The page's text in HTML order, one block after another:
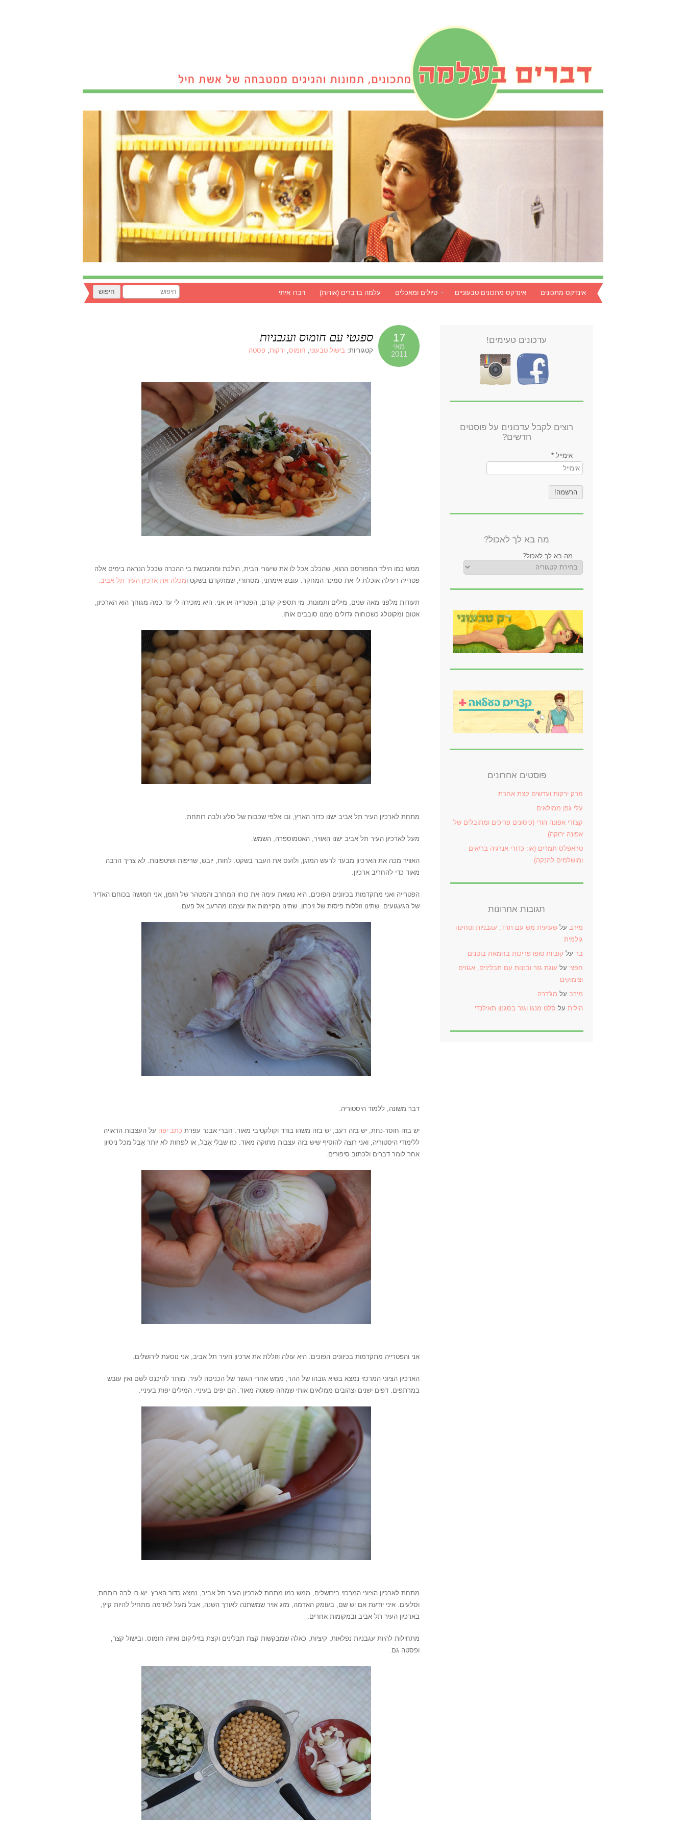
אינדקס מתכונים אינדקס מתכונים טבעוניים טיולים ומאכלים עלמה בדברים (אודות) דברו איתי
17
מאי
2011
ספגטי עם חומוס ועגבניות
קטגוריות: בישול טבעוני, חומוס, ירקות, פסטה
ממש כמו הילד המפורסם ההוא, שהכלב אכל לו את שיעורי הבית, הולכת ומתגבשת בי ההכרה שככל הנראה בימים אלה
פטרייה רעילה אוכלת לי את סמינר המחקר. עובש אימתני, מסתורי, שמתקדם בשקט ומכלה את ארכיון העיר תל אביב.
תעודות מלפני מאה שנים, מילים ותמונות. מי תספיק קודם, הפטרייה או אני. היא מזכירה לי עד כמה מגוחך הוא הארכיון,
אטום ומקוטלג כשכוחות גדולים ממנו סובבים אותו.
מתחת לארכיון העיר תל אביב ישנו כדור הארץ, ובו אלפי שכבות של סלע ולבה רותחת.
מעל לארכיון העיר תל אביב ישנו האוויר, האטמוספרה, השמש.
האוויר מכה את הארכיון מבעד לרעש המזגן, ולועס את העבר בשקט. לחות, יובש, שריפות ושיטפונות. לא צריך הרבה
מאוד כדי להחריב ארכיון.
הפטרייה ואני מתקדמות בכיוונים הפוכים. היא נושאת עימה את כוחו המחרב והמטהר של הזמן, אני חמושה בכוחם האדיר
של הגעגועים. שתינו זוללות פיסות של זיכרון. שתינו מקיימות את עצמנו מהרעב אל פעם.
דבר משונה, ללמוד היסטוריה.
יש בזה חוסר-נחת, יש בזה רעב, יש בזה משהו בודד וקולקטיבי מאוד. חברי אבנר עפרת כתב יפה על העצבות הראויה
ללימודי היסטוריה, ואני רוצה להוסיף שיש בזה עצבות מתוקה מאוד. כזו שבלי אֵבֶל, או לפחות לא יותר אֵבֶל מכל ניסיון
אחר לומר דברים ולכתוב סיפורים.
אני והפטרייה מתקדמות בכיוונים הפוכים. היא עולה וזוללת את ארכיון העיר תל אביב, אני נוסעת לירושלים.
הארכיון הציוני המרכזי נמצא בשיא גובהו של ההר, ממש אחרי הגשר של הכניסה לעיר. מותר להיכנס לשם ואין עובש
במרתפים. דפים ישנים וצהובים ממלאים אותי שמחה פשוטה מאוד. הם יפים בעיניי. המילים יפות בעיניי.
מתחת לארכיון הציוני המרכזי בירושלים, ממש כמו מתחת לארכיון העיר תל אביב, נמצא כדור הארץ. יש בו לבה רותחת,
וסלעים. איני יודעת אם יש שם, בעומק האדמה, מזג אויר שמשתנה לאורך השנה, אבל מעל לאדמה מתחיל להיות קיץ,
בארכיון העיר תל אביב ובמקומות אחרים.
מתחילות להיות עגבניות נפלאות, קיציות, כאלה שמבקשות קצת תבלינים וקצת בזיליקום ואיזה חומוס. ובישול קצר,
ופסטה גם.
עדכונים טעימים!
רוצים לקבל עדכונים על פוסטים
חדשים?
אימייל *
מה בא לך לאכול?
מה בא לך לאכול?
פוסטים אחרונים
מרק ירקות ועדשים קצת אחרת
עלי גפן ממולאים
קצ'ורי אפונה הודי (כיסונים פריכים ומתובלים של
אפונה ירוקה)
טראפלס תמרים (או: כדורי אנרגיה בריאים
ומושלמים להנקה)
תגובות אחרונות
מירב על שעועית מש עם תרד, עגבניות וטחינה
גולמית
בר על קוביות טופו פריכות בחמאת בוטנים
חפצי על עוגת גזר ובננות עם תבלינים, אגוזים
וצימוקים
מירב על מג'דרה
הילית על סלט מנגו וגזר בסגנון תאילנדי